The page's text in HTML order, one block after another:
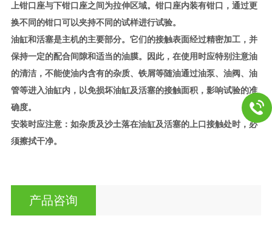
上钳口座与下钳口座之间为拉伸区域。钳口座内装有钳口，通过更
换不同的钳口可以夹持不同的试样进行试验。
油缸和活塞是主机的主要部分。它们的接触表面经过精密加工，并
保持一定的配合间隙和适当的油膜。因此，在使用时应特别注意油
的清洁，不能使油内含有的杂质、铁屑等随油通过油泵、油阀、油
管等进入油缸内，以免损坏油缸及活塞的接触面积，影响试验的准
确度。
安装时应注意：如杂质及沙土落在油缸及活塞的上口接触处时，必
须擦拭干净。
产品咨询